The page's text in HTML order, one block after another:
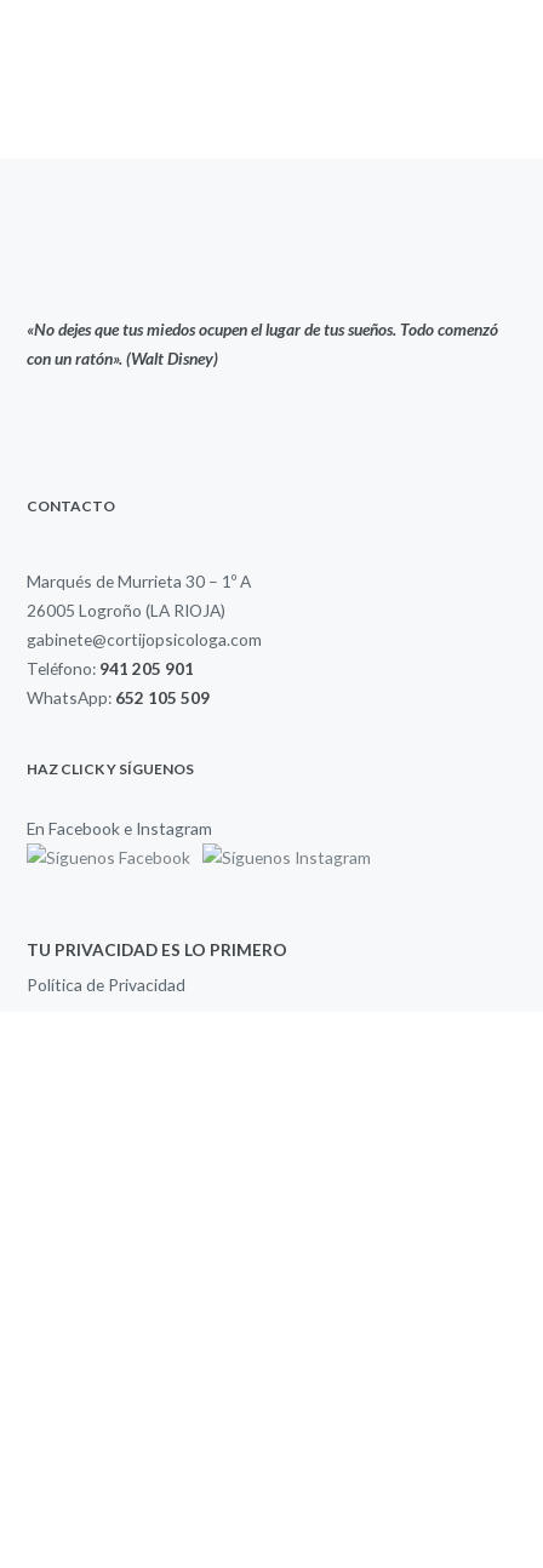
«No dejes que tus miedos ocupen el lugar de tus sueños. Todo comenzó
con un ratón». (Walt Disney)
CONTACTO
Marqués de Murrieta 30 – 1º A
26005 Logroño (LA RIOJA)
gabinete@cortijopsicologa.com
Teléfono: 941 205 901
WhatsApp: 652 105 509
HAZ CLICK Y SÍGUENOS
En Facebook e Instagram
TU PRIVACIDAD ES LO PRIMERO
Política de Privacidad